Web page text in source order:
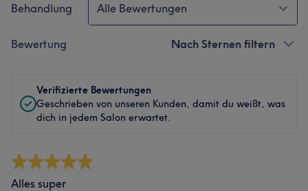
Behandlung Alle Bewertungen
Bewertung Nach Sternen filtern
Verifizierte Bewertungen
Geschrieben von unseren Kunden, damit du weißt, was
dich in jedem Salon erwartet.
Alles super